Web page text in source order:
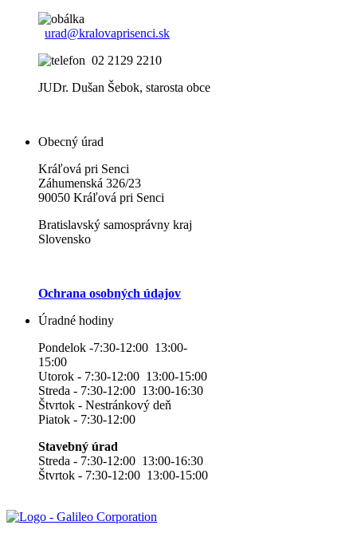
urad@kralovaprisenci.sk
02 2129 2210
JUDr. Dušan Šebok, starosta obce
Obecný úrad
Kráľová pri Senci
Záhumenská 326/23
90050 Kráľová pri Senci
Bratislavský samosprávny kraj
Slovensko
Ochrana osobných údajov
Úradné hodiny
Pondelok -7:30-12:00 13:00-
15:00
Utorok - 7:30-12:00 13:00-15:00
Streda - 7:30-12:00 13:00-16:30
Štvrtok - Nestránkový deň
Piatok - 7:30-12:00
Stavebný úrad
Streda - 7:30-12:00 13:00-16:30
Štvrtok - 7:30-12:00 13:00-15:00